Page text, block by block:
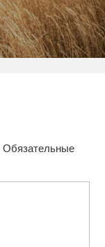
Обязательные